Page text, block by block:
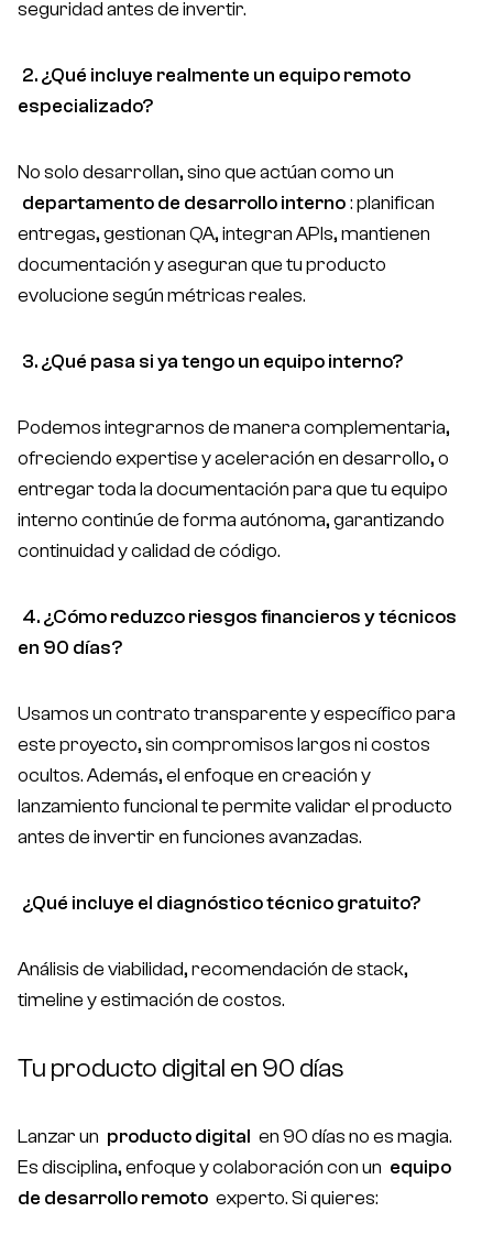
seguridad antes de invertir.
2. ¿Qué incluye realmente un equipo remoto
especializado?
No solo desarrollan, sino que actúan como un
departamento de desarrollo interno: planifican
entregas, gestionan QA, integran APIs, mantienen
documentación y aseguran que tu producto
evolucione según métricas reales.
3. ¿Qué pasa si ya tengo un equipo interno?
Podemos integrarnos de manera complementaria,
ofreciendo expertise y aceleración en desarrollo, o
entregar toda la documentación para que tu equipo
interno continúe de forma autónoma, garantizando
continuidad y calidad de código.
4. ¿Cómo reduzco riesgos financieros y técnicos
en 90 días?
Usamos un contrato transparente y específico para
este proyecto, sin compromisos largos ni costos
ocultos. Además, el enfoque en creación y
lanzamiento funcional te permite validar el producto
antes de invertir en funciones avanzadas.
¿Qué incluye el diagnóstico técnico gratuito?
Análisis de viabilidad, recomendación de stack,
timeline y estimación de costos.
Tu producto digital en 90 días
Lanzar un producto digital en 90 días no es magia.
Es disciplina, enfoque y colaboración con un equipo
de desarrollo remoto experto. Si quieres: